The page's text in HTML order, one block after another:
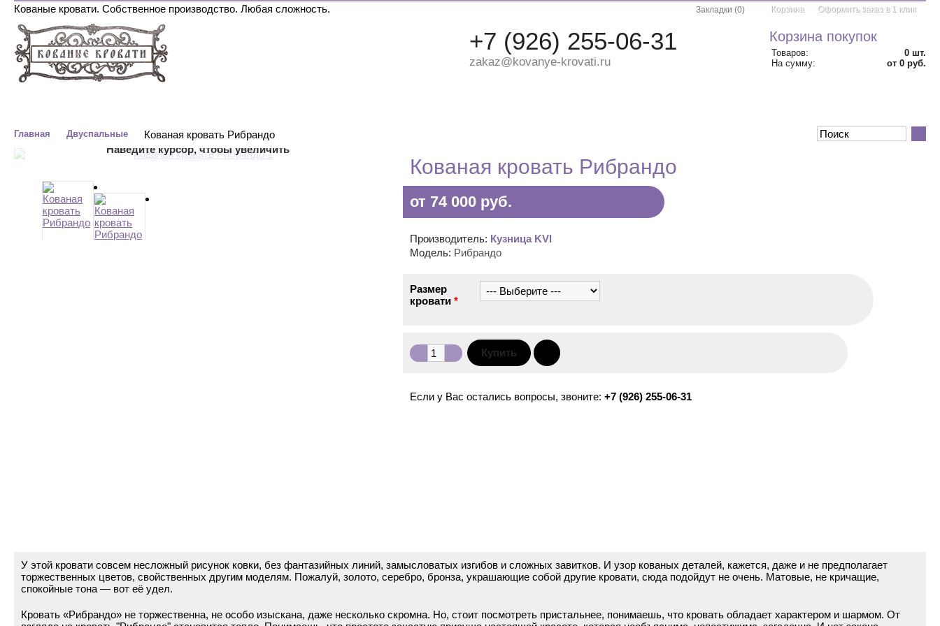
Корзина Оформить заказ в 1 клик
Закладки (0)
Кованые кровати. Собственное производство. Любая сложность.
+7 (926) 255-06-31
zakaz@kovanye-krovati.ru
Корзина покупок
Товаров: 0шт.
На сумму:
от 0 руб.
Главная Двуспальные
Кованая кровать Рибрандо
Наведите курсор, чтобы увеличить
Кованая кровать Рибрандо
от 74 000 руб.
Производитель: Кузница KVI
Модель: Рибрандо
Размер
кровати *
Если у Вас остались вопросы, звоните: +7 (926) 255-06-31
У этой кровати совсем несложный рисунок ковки, без фантазийных линий, замысловатых изгибов и сложных завитков. И узор кованых деталей, кажется, даже и не предполагает
торжественных цветов, свойственных другим моделям. Пожалуй, золото, серебро, бронза, украшающие собой другие кровати, сюда подойдут не очень. Матовые, не кричащие,
спокойные тона — вот её удел.
Кровать «Рибрандо» не торжественна, не особо изыскана, даже несколько скромна. Но, стоит посмотреть пристальнее, понимаешь, что кровать обладает характером и шармом. От